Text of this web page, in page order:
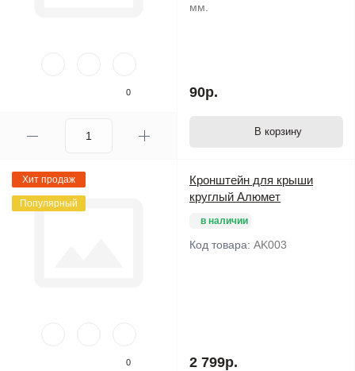
0
мм.
90р.
В корзину
Хит продаж
Популярный
0
Кронштейн для крыши
круглый Алюмет
в наличии
Код товара: AK003
2 799р.